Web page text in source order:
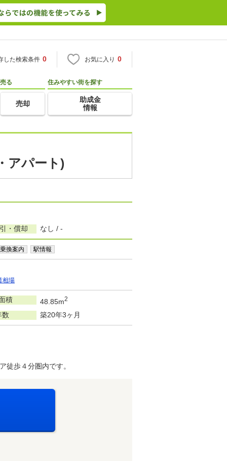
した検索条件 0 お気に入り 0
売る
売却
住みやすい街を探す
助成金
情報
アパート)
・償却 なし / -
乗換案内 駅情報
相場
積 48.85m2
数 築20年3ヶ月
歩４分圏内です。